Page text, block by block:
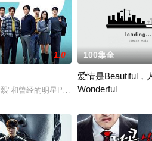
。而多温并不知道，白天在公
空部队为背景，讲述军人才允和他刚刚分
1.0
"和曾经的明星PD"赵英植PD"成立了制作
100集全
爱情是Beautiful，
Wonderful
《爱情是Beautiful